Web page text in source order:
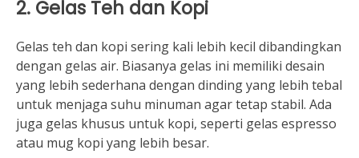
2. Gelas Teh dan Kopi
Gelas teh dan kopi sering kali lebih kecil dibandingkan
dengan gelas air. Biasanya gelas ini memiliki desain
yang lebih sederhana dengan dinding yang lebih tebal
untuk menjaga suhu minuman agar tetap stabil. Ada
juga gelas khusus untuk kopi, seperti gelas espresso
atau mug kopi yang lebih besar.